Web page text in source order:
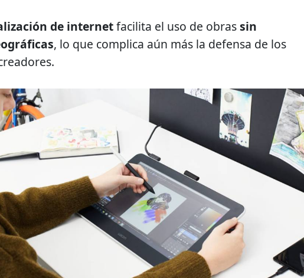
de internetfacilita el uso de obrassin
, lo que complica aún más la defensa de los